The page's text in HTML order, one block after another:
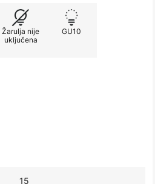
Žarulja nije
uključena
GU10
15